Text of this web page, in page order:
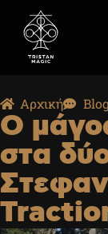
Αρχική
Ο
στα